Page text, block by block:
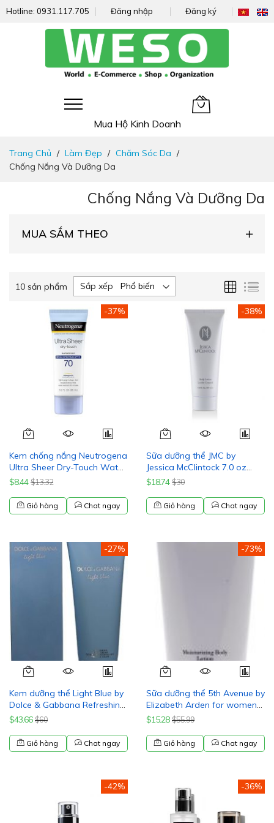
Hotline: 0931.117.705 Đăng nhập Đăng ký
Mua Hộ Kinh Doanh
nhanh
đến
Trang Chủ Làm Đẹp
Chăm Sóc Da
Chống Nắng Và Dưỡng Da
Chống Nắng Và Dưỡng Da
10 sản phẩm Sắp xếp Lưới
-37%
Kem chống nắng Neutrogena
Ultra Sheer Dry-Touch Water
Resistant and Non-Greasy
3 Fl Oz (Pack of 1)
$8.44 $13.32
Giỏ hàng Chat ngay
-38%
Sữa dưỡng thể JMC by
Jessica McClintock 7.0 oz
Body Lotion for Women New
$18.74 $30
Giỏ hàng Chat ngay
-27%
Kem dưỡng thể Light Blue by
Dolce & Gabbana Refreshing
Body Cream 6.7 oz for
$43.66 $60
Giỏ hàng Chat ngay
-73%
Sữa dưỡng thể 5th Avenue by
Elizabeth Arden for women
6.8 oz New
$15.28 $55.99
Giỏ hàng Chat ngay
-42% -36%
MUA SẮM THEO